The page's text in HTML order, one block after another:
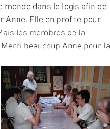
dans le logis afin de
Anne. Elle en profite pour
les membres de la
beaucoup Anne pour la